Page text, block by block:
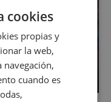
cookies
propias y
la web,
cuando es